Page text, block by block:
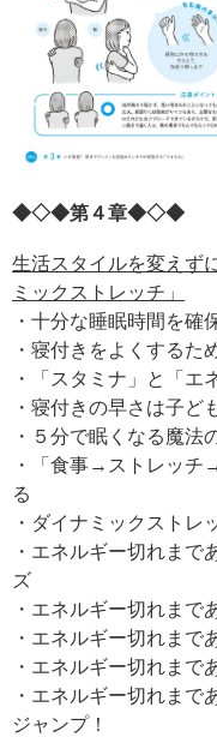
◆◇◆第４章◆◇◆
生活スタイルを変えず
ミックストレッチ」
・十分な睡眠時間を確
・寝付きをよくするた
・「スタミナ」と「エ
・寝付きの早さは子ど
・５分で眠くなる魔法
・「食事→ストレッ
る
・ダイナミックストレ
・エネルギー切れまで
ズ
・エネルギー切れまで
・エネルギー切れまで
・エネルギー切れまで
・エネルギー切れま
ジャンプ！